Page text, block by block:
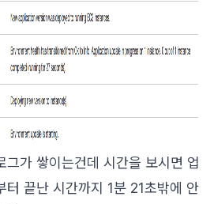
그가 쌓이는건데 시간을 보시면 업
터 끝난 시간까지 1분 21초밖에 안